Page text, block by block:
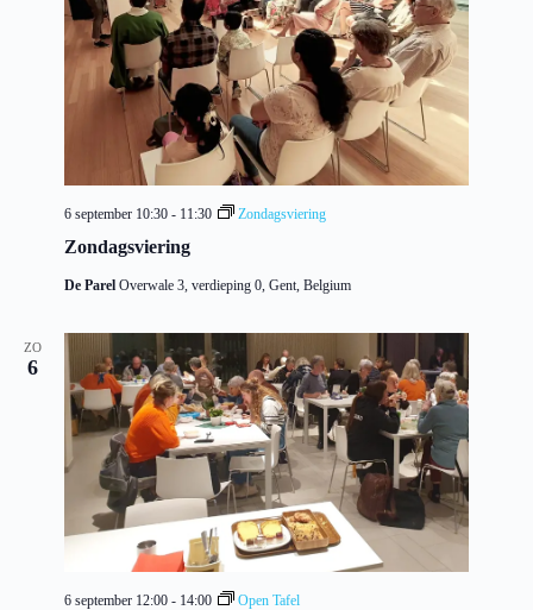
Zondagsviering
6 september 10:30 - 11:30 Zondagsviering
De Parel Overwale 3, verdieping 0, Gent, Belgium
ZO
6
6 september 12:00 - 14:00 Open Tafel